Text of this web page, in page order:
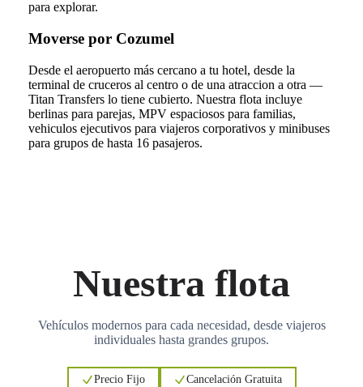
para explorar.
Moverse por Cozumel
Desde el aeropuerto más cercano a tu hotel, desde la
terminal de cruceros al centro o de una atraccion a otra —
Titan Transfers lo tiene cubierto. Nuestra flota incluye
berlinas para parejas, MPV espaciosos para familias,
vehiculos ejecutivos para viajeros corporativos y minibuses
para grupos de hasta 16 pasajeros.
Nuestra flota
Vehículos modernos para cada necesidad, desde viajeros
individuales hasta grandes grupos.
Precio Fijo Cancelación Gratuita